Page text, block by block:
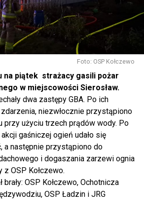
dzisiaj w Wolinie. Często to
Wolin, na wyspie Uznam, Polska
Polska się tutaj zaczyna.
rządu Prawa i Sprawiedliwości,
dzisiaj byłby w sferze
Ważny tutaj był wkład
PiS podjął w tej sprawie
Powstał dzięki ogromnej
Pani Premier Beaty Szydło,
Mateusza Morawieckiego.
Panu Premierowi za to jak
tej inwestycji. Cieszymy
korzystają z tunelu, cieszymy się,
samochodów, które
tunelem w Świnoujściu,
nas tak wielu turystów z zagranicy
PiS Joachim Brudziński w
Foto: OSP Kołczewo
na piątek strażacy gasili pożar
w miejscowości Sierosław.
dwa zastępy GBA. Po ich
niezwłocznie przystąpiono
przy użyciu trzech prądów wody. Po
gaśniczej ogień udało się
a następnie przystąpiono do
i dogaszania zarzewi ognia
z OSP Kołczewo.
brały: OSP Kołczewo, Ochotnicza
OSP Ładzin i JRG